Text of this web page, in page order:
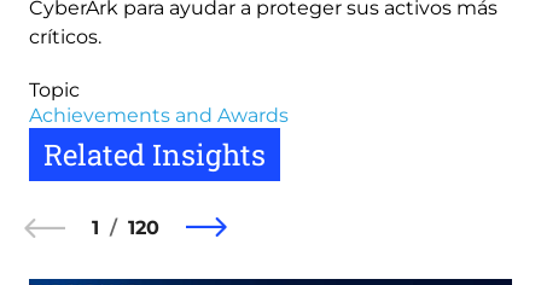
CyberArk para ayudar a proteger sus activos más
críticos.
Topic
Achievements and Awards
Related Insights
1 120